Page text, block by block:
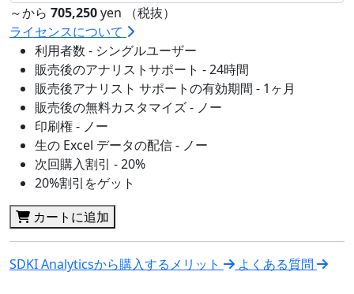
～から 705,250yen （税抜）
ライセンスについて
利用者数 - シングルユーザー
販売後のアナリストサポート - 24時間
販売後アナリスト サポートの有効期間 - 1ヶ月
販売後の無料カスタマイズ - ノー
印刷権 - ノー
生の Excel データの配信 - ノー
次回購入割引 - 20%
20%割引をゲット
カートに追加
SDKI Analyticsから購入するメリット よくある質問